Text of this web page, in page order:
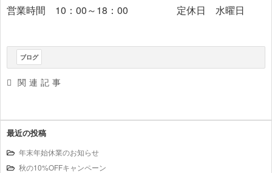
営業時間 10：00～18：00 定休日 水曜日
ブログ
関連記事
最近の投稿
年末年始休業のお知らせ
秋の10%OFFキャンペーン